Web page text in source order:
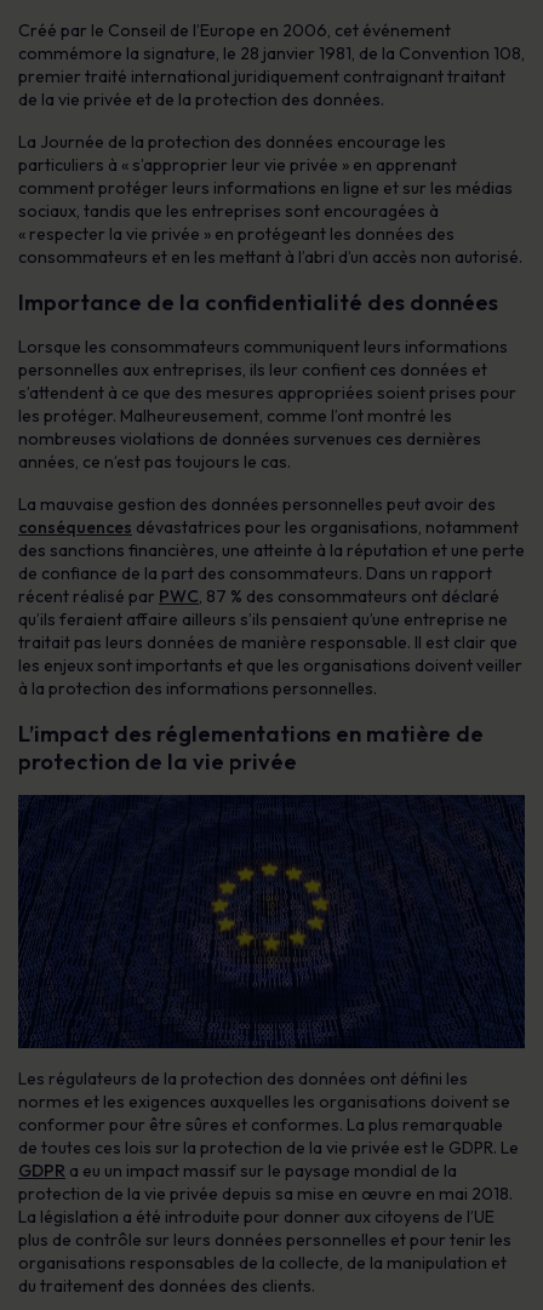
Créé par le Conseil de l’Europe en 2006, cet événement
commémore la signature, le 28 janvier 1981, de la Convention 108,
premier traité international juridiquement contraignant traitant
de la vie privée et de la protection des données.
La Journée de la protection des données encourage les
particuliers à « s’approprier leur vie privée » en apprenant
comment protéger leurs informations en ligne et sur les médias
sociaux, tandis que les entreprises sont encouragées à
« respecter la vie privée » en protégeant les données des
consommateurs et en les mettant à l’abri d’un accès non autorisé.
Importance de la confidentialité des données
Lorsque les consommateurs communiquent leurs informations
personnelles aux entreprises, ils leur confient ces données et
s’attendent à ce que des mesures appropriées soient prises pour
les protéger. Malheureusement, comme l’ont montré les
nombreuses violations de données survenues ces dernières
années, ce n’est pas toujours le cas.
La mauvaise gestion des données personnelles peut avoir des
conséquences dévastatrices pour les organisations, notamment
des sanctions financières, une atteinte à la réputation et une perte
de confiance de la part des consommateurs. Dans un rapport
récent réalisé par PWC, 87 % des consommateurs ont déclaré
qu’ils feraient affaire ailleurs s’ils pensaient qu’une entreprise ne
traitait pas leurs données de manière responsable. Il est clair que
les enjeux sont importants et que les organisations doivent veiller
à la protection des informations personnelles.
L’impact des réglementations en matière de
protection de la vie privée
Les régulateurs de la protection des données ont défini les
normes et les exigences auxquelles les organisations doivent se
conformer pour être sûres et conformes. La plus remarquable
de toutes ces lois sur la protection de la vie privée est le GDPR. Le
GDPR a eu un impact massif sur le paysage mondial de la
protection de la vie privée depuis sa mise en œuvre en mai 2018.
La législation a été introduite pour donner aux citoyens de l’UE
plus de contrôle sur leurs données personnelles et pour tenir les
organisations responsables de la collecte, de la manipulation et
du traitement des données des clients.